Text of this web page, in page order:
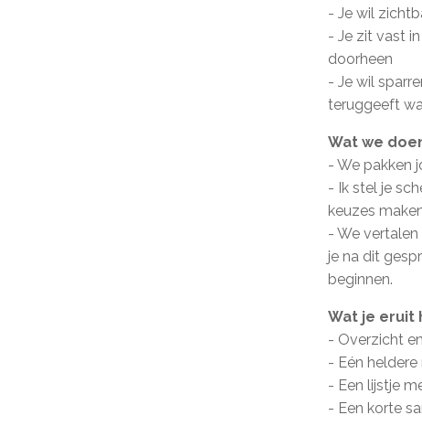
- Je wil
- Je zit vast
doorheen
- Je wil
teruggeeft
Wat we
- We pakken
- Ik stel je
keuzes
- We
je na dit
beginnen.
Wat je eruit
- Overzicht
- Eén
- Een lijstje
- Een korte